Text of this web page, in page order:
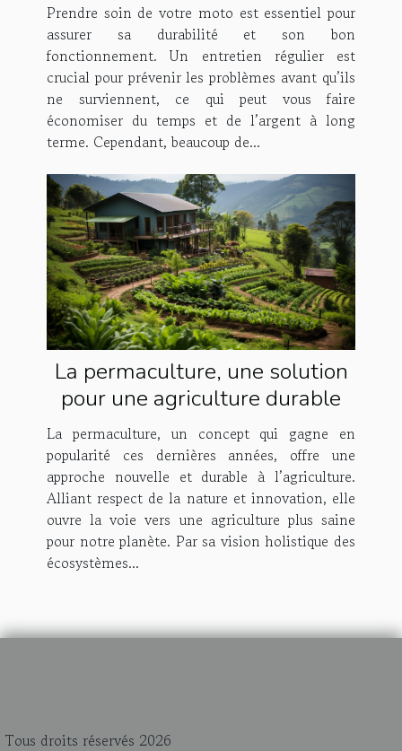
Prendre soin de votre moto est essentiel pour
assurer sa durabilité et son bon
fonctionnement. Un entretien régulier est
crucial pour prévenir les problèmes avant qu’ils
ne surviennent, ce qui peut vous faire
économiser du temps et de l’argent à long
terme. Cependant, beaucoup de...
La permaculture, une solution
pour une agriculture durable
La permaculture, un concept qui gagne en
popularité ces dernières années, offre une
approche nouvelle et durable à l’agriculture.
Alliant respect de la nature et innovation, elle
ouvre la voie vers une agriculture plus saine
pour notre planète. Par sa vision holistique des
écosystèmes...
Tous droits réservés 2026